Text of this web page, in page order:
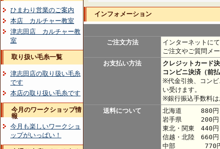
ひまわり営業のご案内
本店 カルチャー教室
津志田店 カルチャー教
室
取り扱い毛糸一覧
津志田店の取り扱い毛糸
です
本店の取り扱い毛糸です
今月のワークショップ情
報
今月も楽しいワークショ
ップがいっぱい！
インフォメーション
ご注文方法
インターネットに
ご注文やご質問メ
お支払い方法
クレジットカード
コンビニ決済（前
※代金引換、コン
い受けます。
※銀行振込手数料は
送料について
北海道 880円
岩手県 200円
東北・関東 440
信越・北陸 660円
中部 770